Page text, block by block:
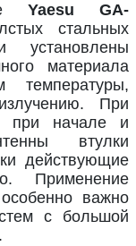
Yaesu GA-
стальных
установлены
материала
температуры,
При
при начале и
втулки
действующие
Применение
важно
с большой